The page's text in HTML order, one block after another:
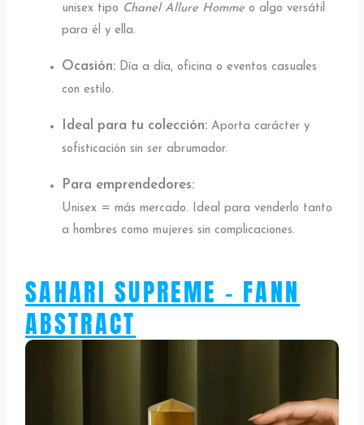
unisex tipo Chanel Allure Homme o algo versátil
para él y ella.
Ocasión: Día a día, oficina o eventos casuales
con estilo.
Ideal para tu colección: Aporta carácter y
sofisticación sin ser abrumador.
Para emprendedores:
Unisex = más mercado. Ideal para venderlo tanto
a hombres como mujeres sin complicaciones.
SAHARI SUPREME - FANN
ABSTRACT